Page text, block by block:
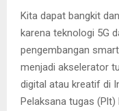
Kita dapat bangkit
karena teknologi 5G
pengembangan
menjadi akselerator
digital atau kreatif di
Pelaksana tugas